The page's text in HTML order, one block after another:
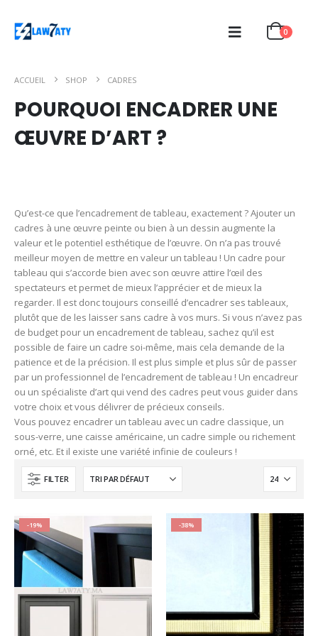
0
ACCUEIL SHOP CADRES
POURQUOI ENCADRER UNE
ŒUVRE D’ART ?
Qu’est-ce que l’encadrement de tableau, exactement ? Ajouter un
cadres à une œuvre peinte ou bien à un dessin augmente la
valeur et le potentiel esthétique de l’œuvre. On n’a pas trouvé
meilleur moyen de mettre en valeur un tableau ! Un cadre pour
tableau qui s’accorde bien avec son œuvre attire l’œil des
spectateurs et permet de mieux l’apprécier et de mieux la
regarder. Il est donc toujours conseillé d’encadrer ses tableaux,
plutôt que de les laisser sans cadre à vos murs. Si vous n’avez pas
de budget pour un encadrement de tableau, sachez qu’il est
possible de faire un cadre soi-même, mais cela demande de la
patience et de la précision. Il est plus simple et plus sûr de passer
par un professionnel de l’encadrement de tableau ! Un encadreur
ou un spécialiste d’art qui vend des cadres peut vous guider dans
votre choix et vous délivrer de précieux conseils.
Vous pouvez encadrer un tableau avec un cadre classique, un
sous-verre, une caisse américaine, un cadre simple ou richement
orné, etc. Et il existe une variété infinie de couleurs !
FILTER
-19% -38%